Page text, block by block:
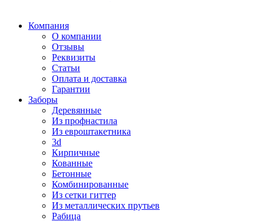
Компания
О компании
Отзывы
Реквизиты
Статьи
Оплата и доставка
Гарантии
Заборы
Деревянные
Из профнастила
Из евроштакетника
3d
Кирпичные
Кованные
Бетонные
Комбинированные
Из сетки гиттер
Из металлических прутьев
Рабица